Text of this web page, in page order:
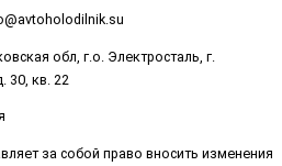
обл, г.о. Электросталь, г.
30, кв. 22
за собой право вносить изменения